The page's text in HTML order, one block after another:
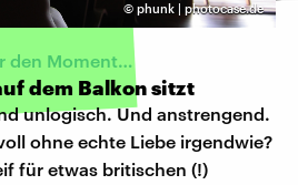
© phunk | photocase.de
den Moment…
dem Balkon sitzt
unlogisch. Und anstrengend.
ohne echte Liebe irgendwie?
für etwas britischen (!)